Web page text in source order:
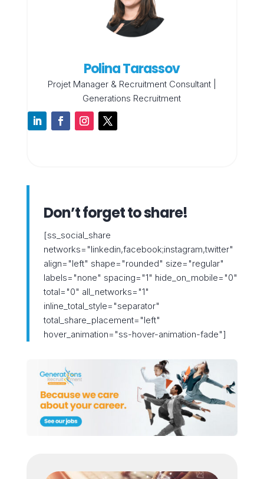
Polina Tarassov
Projet Manager & Recruitment Consultant |
Generations Recruitment
Don’t forget to share!
[ss_social_share
networks="linkedin,facebook;instagram,twitter"
align="left" shape="rounded" size="regular"
labels="none" spacing="1" hide_on_mobile="0"
total="0" all_networks="1"
inline_total_style="separator"
total_share_placement="left"
hover_animation="ss-hover-animation-fade"]